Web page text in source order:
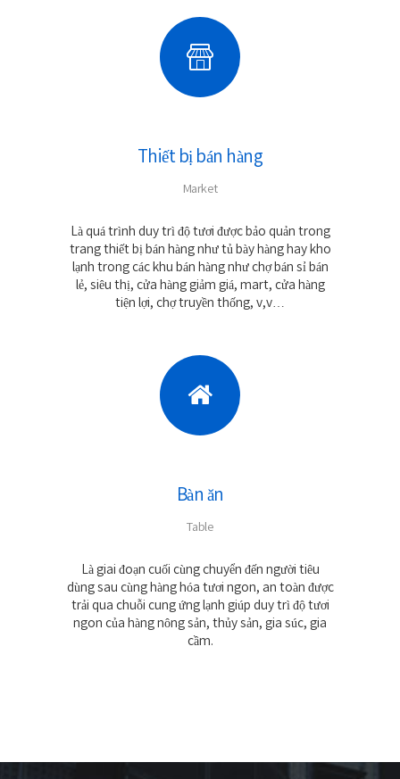
Thiết bị bán hàng
Market
Là quá trình duy trì độ tươi được bảo quản trong
trang thiết bị bán hàng như tủ bày hàng hay kho
lạnh trong các khu bán hàng như chợ bán sỉ bán
lẻ, siêu thị, cửa hàng giảm giá, mart, cửa hàng
tiện lợi, chợ truyền thống, v,v…
Bàn ăn
Table
Là giai đoạn cuối cùng chuyển đến người tiêu
dùng sau cùng hàng hóa tươi ngon, an toàn được
trải qua chuỗi cung ứng lạnh giúp duy trì độ tươi
ngon của hàng nông sản, thủy sản, gia súc, gia
cầm.